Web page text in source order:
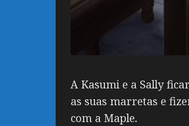
A Kasumi e a Sally
as suas marretas e
com a Maple.